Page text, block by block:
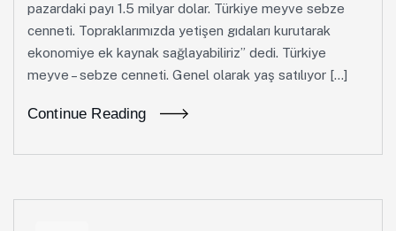
pazardaki payı 1.5 milyar dolar. Türkiye meyve sebze
cenneti. Topraklarımızda yetişen gıdaları kurutarak
ekonomiye ek kaynak sağlayabiliriz” dedi. Türkiye
meyve – sebze cenneti. Genel olarak yaş satılıyor […]
Continue Reading